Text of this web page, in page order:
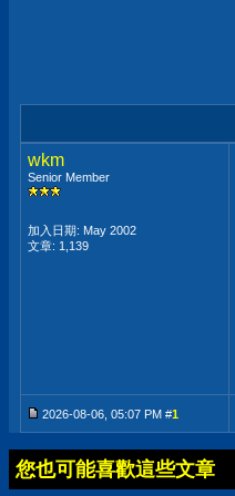
wkm
Senior Member
加入日期: May 2002
文章: 1,139
2026-08-06, 05:07 PM #1
您也可能喜歡這些文章